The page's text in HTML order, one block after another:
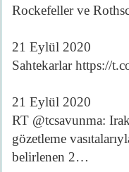
Rockefeller ve
21 Eylül 2020
Sahtekarlar https://
21 Eylül 2020
RT @tcsavunma:
gözetleme
belirlenen 2…